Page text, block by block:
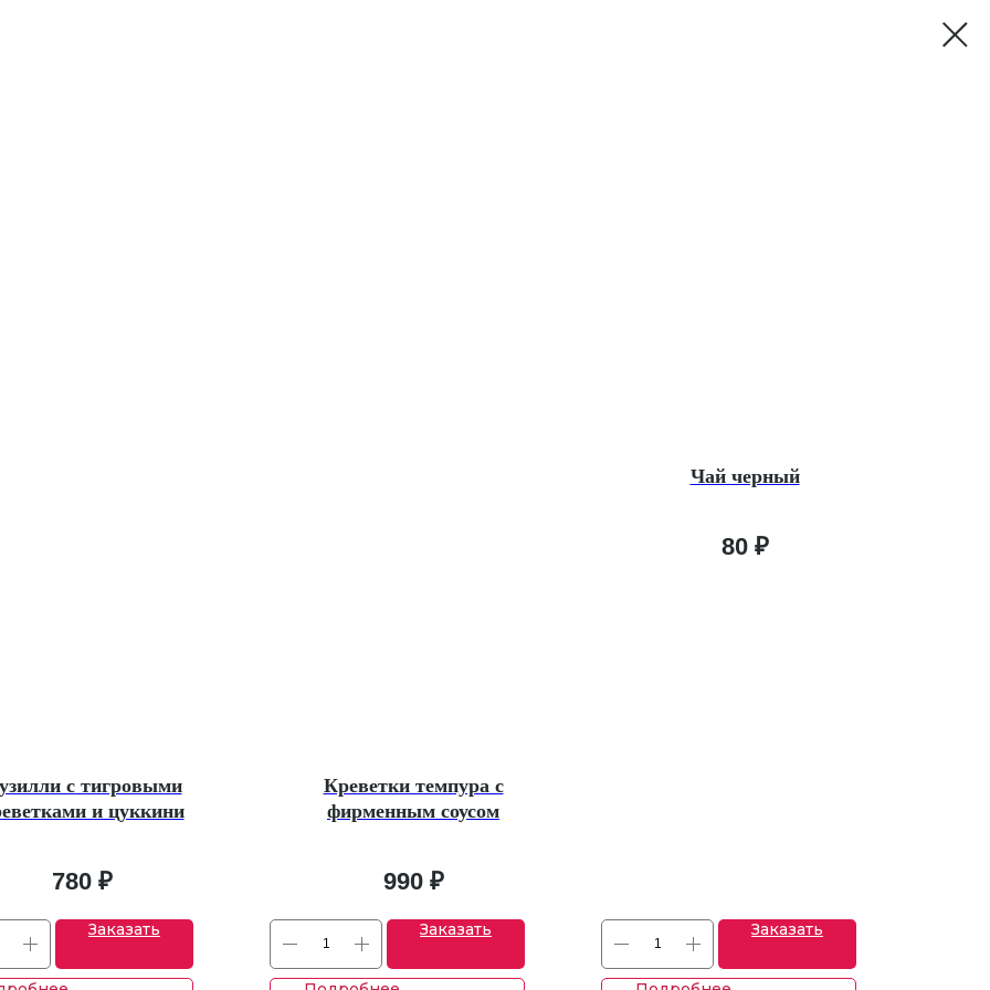
с тигровыми
и цуккини
780 ₽
Заказать
Креветки темпура с
фирменным соусом
990 ₽
Заказать
Чай черный
80 ₽
Заказать